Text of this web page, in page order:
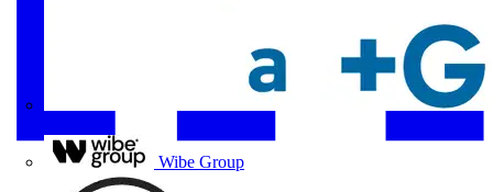
Wibe Group